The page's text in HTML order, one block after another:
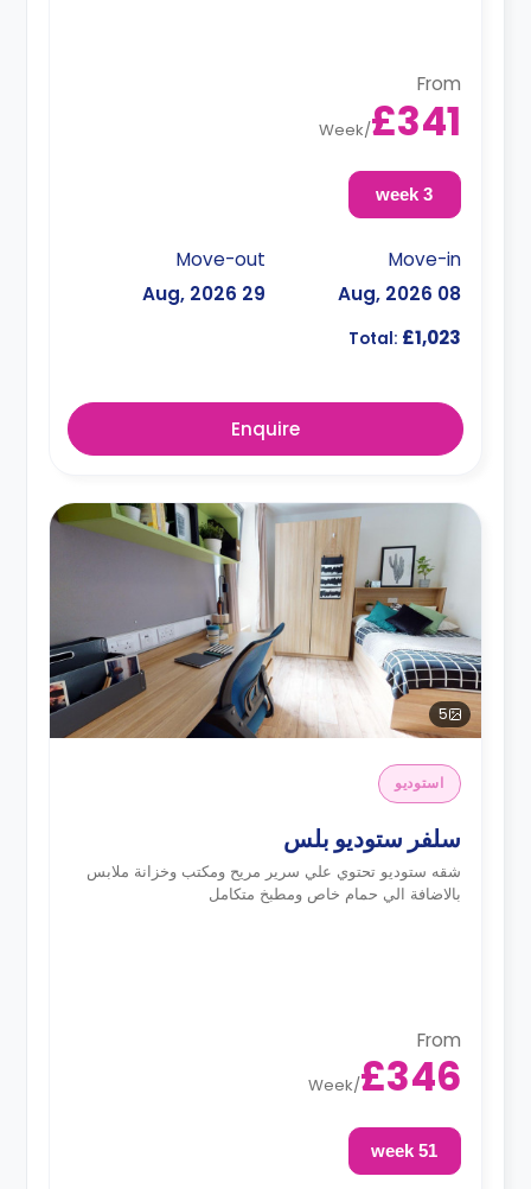
From
£341
/
Week
3 week
Move-in
08 Aug, 2026
Move-out
29 Aug, 2026
Total: £1,023
Enquire
5
استوديو
سلفر ستوديو بلس
شقه ستوديو تحتوي علي سرير مريح ومكتب وخزانة ملابس
بالاضافة الي حمام خاص ومطبخ متكامل
From
£346
/
Week
51 week